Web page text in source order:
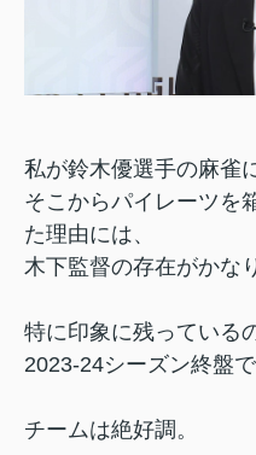
私が鈴木優選手の麻雀
そこからパイレーツを
た理由には、
木下監督の存在がかな
特に印象に残っている
2023-24シーズン終盤で
チームは絶好調。